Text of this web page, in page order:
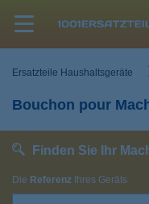
Ersatzteile Haushaltsgeräte
Bouchon pour
Finden Sie Ihr
Die Referenz Ihres Geräts